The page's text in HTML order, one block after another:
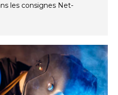
les consignes Net-